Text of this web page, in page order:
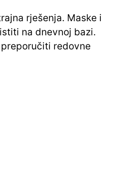
rješenja. Maske i
na dnevnoj bazi.
redovne